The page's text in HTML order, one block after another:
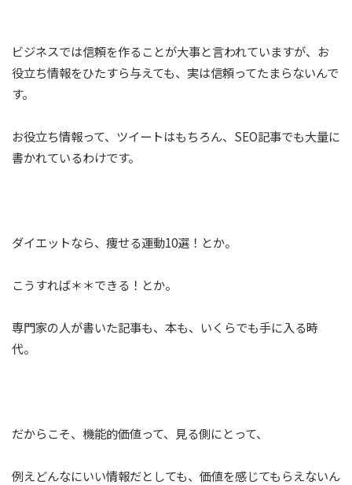
ビジネスでは信頼を作ることが大事と言われていますが、お
役立ち情報をひたすら与えても、実は信頼ってたまらないんで
す。
お役立ち情報って、ツイートはもちろん、SEO記事でも大量に
書かれているわけです。
ダイエットなら、痩せる運動10選！とか。
こうすれば＊＊できる！とか。
専門家の人が書いた記事も、本も、いくらでも手に入る時
代。
だからこそ、機能的価値って、見る側にとって、
例えどんなにいい情報だとしても、価値を感じてもらえないん